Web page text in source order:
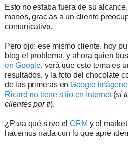
Esto no estaba fuera de su
manos, gracias a un cliente
comunicativo.
Pero ojo: ese mismo cliente, hoy
blog el problema, y ahora quien
en Google, verá que este tema es
resultados, y la foto del chocolate
de las primeras en Google
Ricard no tiene sitio en Internet(si
clientes por ti).
¿Para qué sirve el CRM y el
hacemos nada con lo que